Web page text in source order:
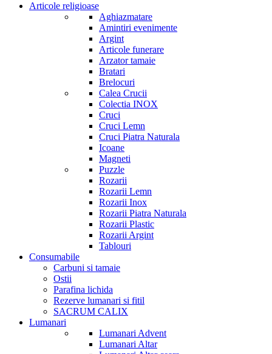
Articole religioase
Aghiazmatare
Amintiri evenimente
Argint
Articole funerare
Arzator tamaie
Bratari
Brelocuri
Calea Crucii
Colectia INOX
Cruci
Cruci Lemn
Cruci Piatra Naturala
Icoane
Magneti
Puzzle
Rozarii
Rozarii Lemn
Rozarii Inox
Rozarii Piatra Naturala
Rozarii Plastic
Rozarii Argint
Tablouri
Consumabile
Carbuni si tamaie
Ostii
Parafina lichida
Rezerve lumanari si fitil
SACRUM CALIX
Lumanari
Lumanari Advent
Lumanari Altar